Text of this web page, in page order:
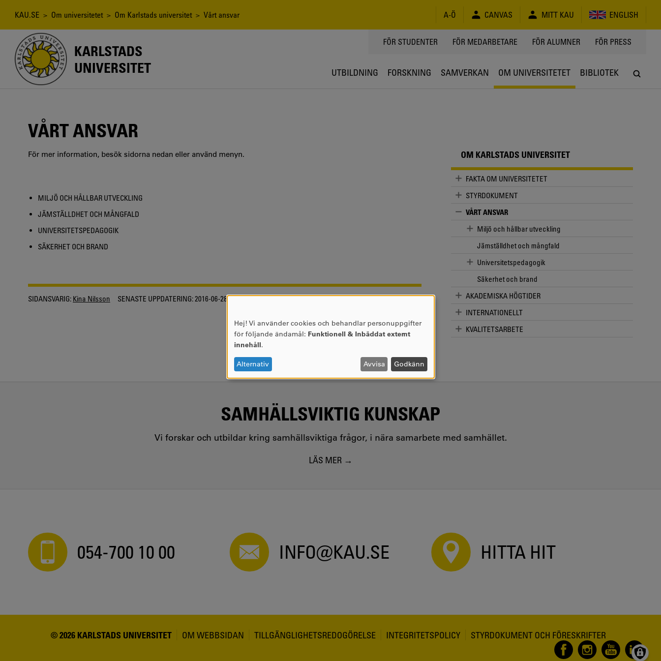
Länkstig
KAU.SE > Om universitetet > Om Karlstads universitet > Vårt ansvar A-Ö CANVAS MITT KAU ENGLISH
KARLSTADS
UNIVERSITET
TOPPMENY
FÖR STUDENTER FÖR MEDARBETARE FÖR ALUMNER FÖR PRESS
UTBILDNING FORSKNING SAMVERKAN OM UNIVERSITETET BIBLIOTEK
VÅRT ANSVAR
För mer information, besök sidorna nedan eller använd menyn.
MILJÖ OCH HÅLLBAR UTVECKLING
JÄMSTÄLLDHET OCH MÅNGFALD
UNIVERSITETSPEDAGOGIK
SÄKERHET OCH BRAND
SIDANSVARIG: Kina Nilsson SENASTE UPPDATERING:2016-06-28
OM KARLSTADS UNIVERSITET
FAKTA OM UNIVERSITETET
STYRDOKUMENT
VÅRT ANSVAR
Miljö och hållbar utveckling
Jämställdhet och mångfald
Universitetspedagogik
Säkerhet och brand
AKADEMISKA HÖGTIDER
INTERNATIONELLT
KVALITETSARBETE
SAMHÄLLSVIKTIG KUNSKAP
Vi forskar och utbildar kring samhällsviktiga frågor, i nära samarbete med samhället.
LÄS MER
054-700 10 00 INFO@KAU.SE HITTA HIT
© 2026 KARLSTADS UNIVERSITET OM WEBBSIDAN TILLGÄNGLIGHETSREDOGÖRELSE INTEGRITETSPOLICY STYRDOKUMENT OCH FÖRESKRIFTER
ANVÄNDNING
AV
OCH
COOKIES
Hej! Vi använder cookies och behandlar personuppgifter
för följande ändamål: Funktionell & Inbäddat externt
innehåll.
Alternativ Avvisa Godkänn